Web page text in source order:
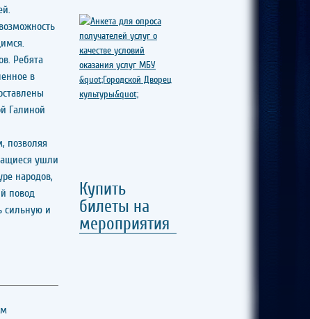
Ребята
в
Галиной
позволяя
ушли
народов,
повод
сильную и
Купить
билеты на
мероприятия